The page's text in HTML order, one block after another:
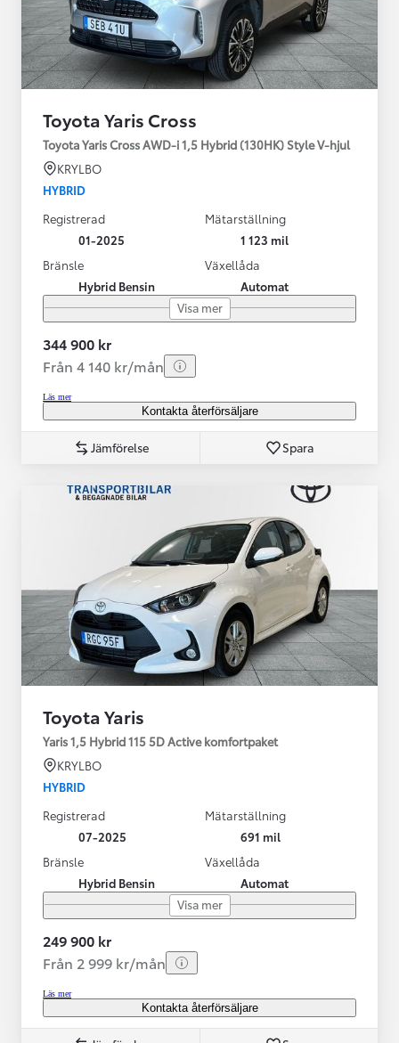
Toyota Yaris Cross
Toyota Yaris Cross AWD-i 1,5 Hybrid (130HK) Style V-hjul
KRYLBO
HYBRID
Registrerad
01-2025
Mätarställning
1 123 mil
Bränsle
Hybrid Bensin
Växellåda
Automat
Visa mer
344 900 kr
Från 4 140 kr/mån
Läs mer
Kontakta återförsäljare
Jämförelse Spara
Toyota Yaris
Yaris 1,5 Hybrid 115 5D Active komfortpaket
KRYLBO
HYBRID
Registrerad
07-2025
Mätarställning
691 mil
Bränsle
Hybrid Bensin
Växellåda
Automat
Visa mer
249 900 kr
Från 2 999 kr/mån
Läs mer
Kontakta återförsäljare